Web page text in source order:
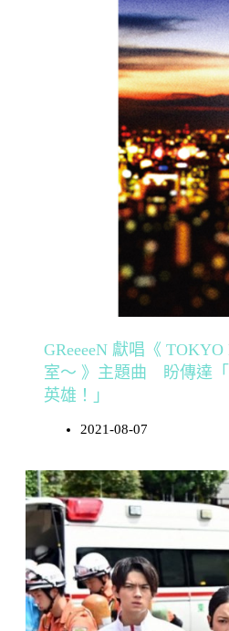
GReeeeN 獻唱《
室～ 》主題曲 盼傳達
英雄！」
2021-08-07